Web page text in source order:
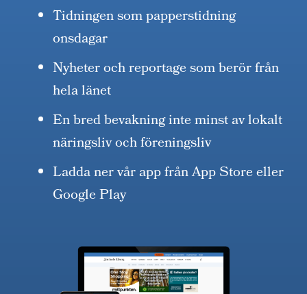
Tidningen som papperstidning
onsdagar
Nyheter och reportage som berör från
hela länet
En bred bevakning inte minst av lokalt
näringsliv och föreningsliv
Ladda ner vår app från App Store eller
Google Play